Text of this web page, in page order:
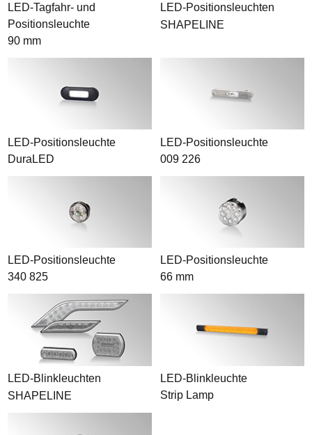
LED-Tagfahr- und
Positionsleuchte
90 mm
LED-Positionsleuchten
SHAPELINE
LED-Positionsleuchte
DuraLED
LED-Positionsleuchte
009 226
LED-Positionsleuchte
340 825
LED-Positionsleuchte
66 mm
LED-Blinkleuchten
SHAPELINE
LED-Blinkleuchte
Strip Lamp